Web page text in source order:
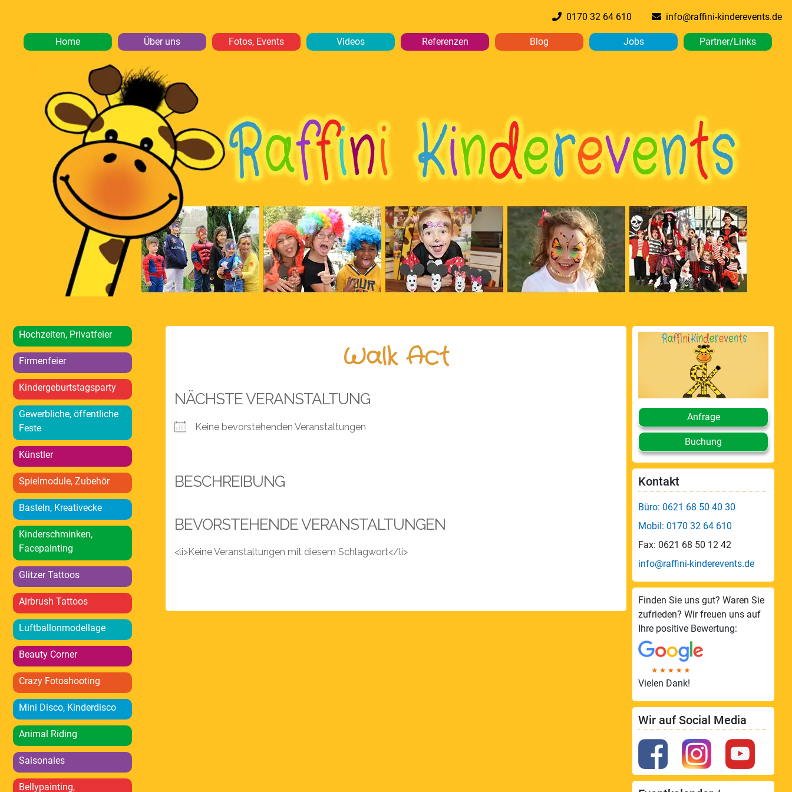
0170 32 64 610 info@raffini-kinderevents.de
Home Über uns Fotos, Events Videos Referenzen Blog Jobs Partner/Links
Hochzeiten, Privatfeier
Firmenfeier
Kindergeburtstagsparty
Gewerbliche, öffentliche
Feste
Künstler
Spielmodule, Zubehör
Basteln, Kreativecke
Kinderschminken,
Facepainting
Glitzer Tattoos
Airbrush Tattoos
Luftballonmodellage
Beauty Corner
Crazy Fotoshooting
Mini Disco, Kinderdisco
Animal Riding
Saisonales
Bellypainting,
Walk Act
NÄCHSTE VERANSTALTUNG
Keine bevorstehenden Veranstaltungen
BESCHREIBUNG
BEVORSTEHENDE VERANSTALTUNGEN
<li>Keine Veranstaltungen mit diesem Schlagwort</li>
Anfrage
Buchung
Kontakt
Büro: 0621 68 50 40 30
Mobil: 0170 32 64 610
Fax: 0621 68 50 12 42
info@raffini-kinderevents.de
Finden Sie uns gut? Waren Sie
zufrieden? Wir freuen uns auf
Ihre positive Bewertung:
Vielen Dank!
Wir auf Social Media